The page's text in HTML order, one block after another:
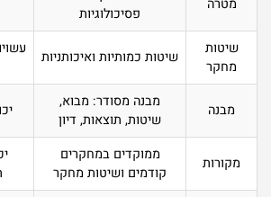
מטרה
פסיכולוגיות
שיטות
מחקר
שיטות כמותיות ואיכותניות
מבנה
מבנה מסודר: מבוא,
שיטות, תוצאות, דיון
מקורות
ממוקדים במחקרים
קודמים ושיטות מחקר